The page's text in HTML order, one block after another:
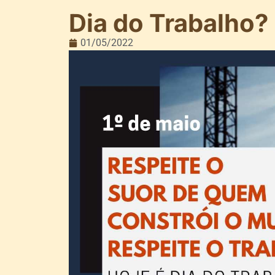
Dia do Trabalho?
01/05/2022